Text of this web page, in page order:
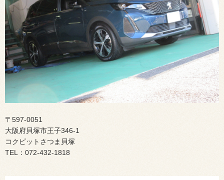
〒597-0051
大阪府貝塚市王子346-1
コクピットさつま貝塚
TEL：072-432-1818